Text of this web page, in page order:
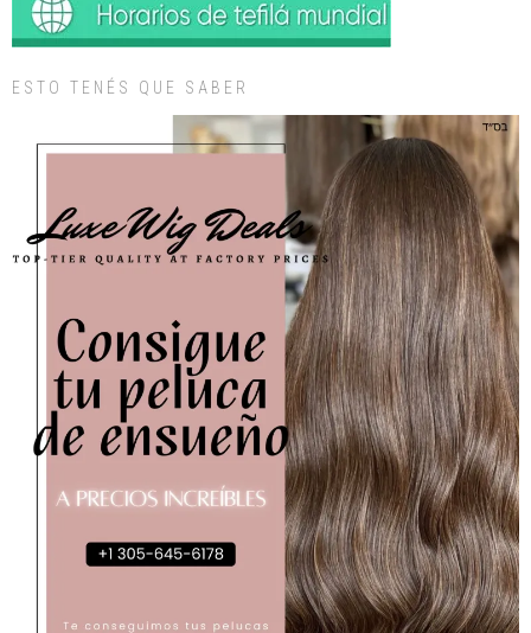
ESTO TENÉS QUE SABER